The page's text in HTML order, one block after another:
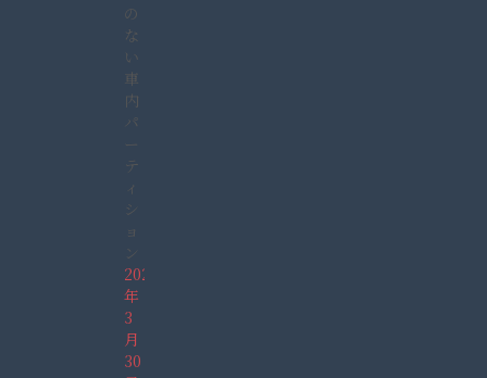
の
な
い
車
内
パ
ー
テ
ィ
シ
ョ
ン
2022
年
3
月
30